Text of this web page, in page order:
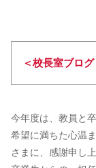
＜校長室ブログ
今年度は、教員と
希望に満ちた心温
さまに、感謝申し上